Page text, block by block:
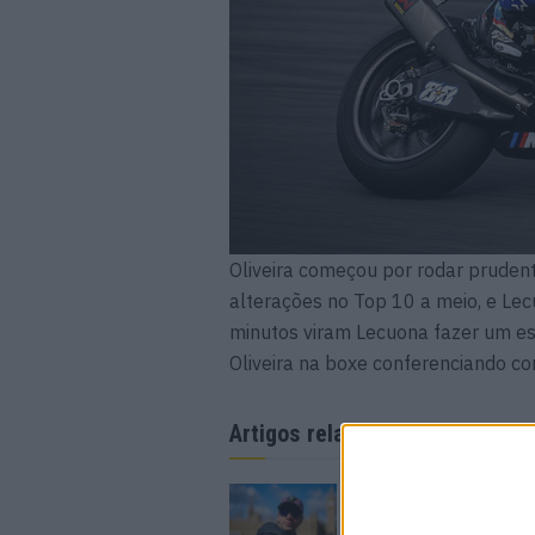
Oliveira começou por rodar
alterações no Top 10 a meio, e
minutos viram Lecuona fazer um
Oliveira na boxe conferenciando
Artigos relacionados